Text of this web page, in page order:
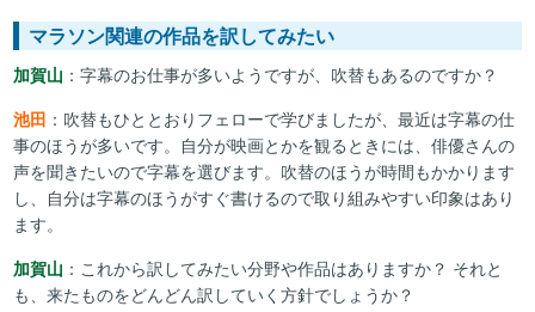
マラソン関連の作品を訳してみたい
加賀山 ：字幕のお仕事が多いようですが、吹替もあるのですか？
池田 ：吹替もひととおりフェローで学びましたが、最近は字幕の仕
事のほうが多いです。自分が映画とかを観るときには、俳優さんの
声を聞きたいので字幕を選びます。吹替のほうが時間もかかります
し、自分は字幕のほうがすぐ書けるので取り組みやすい印象はあり
ます。
加賀山 ：これから訳してみたい分野や作品はありますか？ それと
も、来たものをどんどん訳していく方針でしょうか？